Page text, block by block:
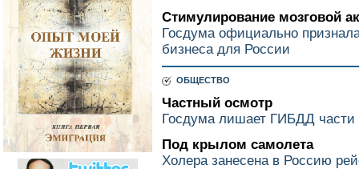
Стимулирование мозговой
Госдума официально
бизнеса для России
ОБЩЕСТВО
Частный осмотр
Госдума лишает ГИБДД части
Под крылом самолета
Холера занесена в Россию